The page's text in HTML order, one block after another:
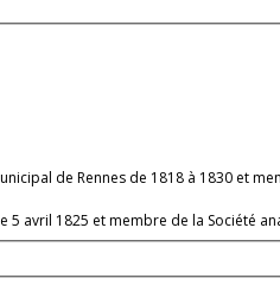
de Rennes de 1818 à 1830 et
avril 1825 et membre de la Société